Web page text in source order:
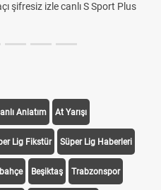
canlı S Sport Plus
Anlatım At Yarışı
Lig Fikstür Süper Lig Haberleri
Beşiktaş Trabzonspor